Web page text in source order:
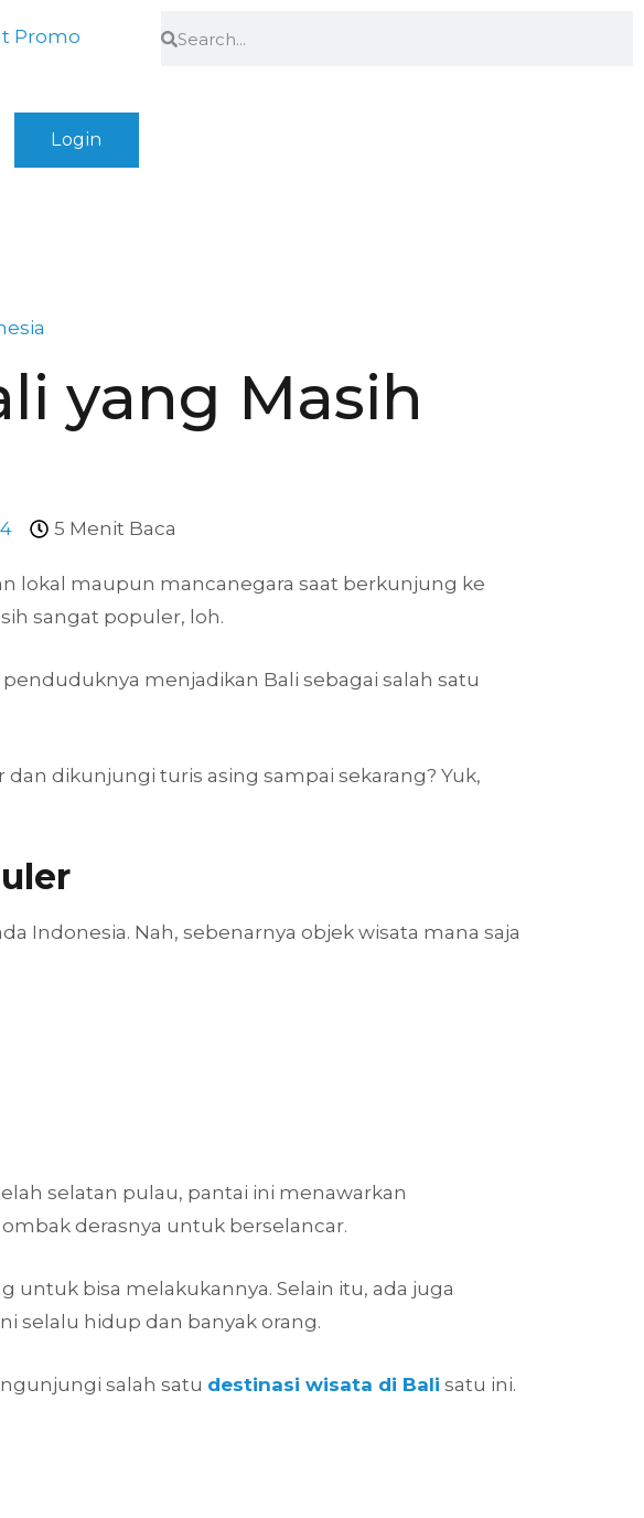
Promo
Login
yang Masih
5 Menit Baca
lokal maupun mancanegara saat berkunjung ke
sangat populer, loh.
menjadikan Bali sebagai salah satu
dikunjungi turis asing sampai sekarang? Yuk,
Indonesia. Nah, sebenarnya objek wisata mana saja
selatan pulau, pantai ini menawarkan
derasnya untuk berselancar.
bisa melakukannya. Selain itu, ada juga
selalu hidup dan banyak orang.
salah satu destinasi wisata di Bali satu ini.